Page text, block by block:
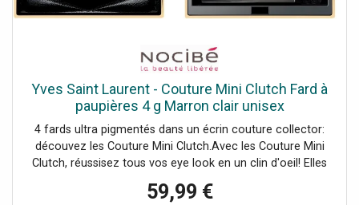
Yves Saint Laurent - Couture Mini Clutch Fard à
paupières 4 g Marron clair unisex
4 fards ultra pigmentés dans un écrin couture collector:
découvez les Couture Mini Clutch.Avec les Couture Mini
Clutch, réussisez tous vos eye look en un clin d'oeil! Elles
un regard intense et captivant.Des harmonies pour tous
59,99 €